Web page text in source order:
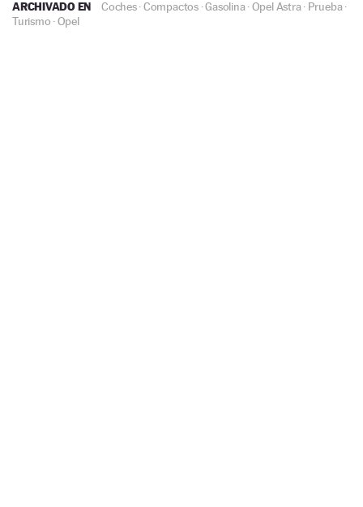
ARCHIVADO EN Coches·Compactos·Gasolina·Opel Astra· Prueba·
Turismo ·Opel